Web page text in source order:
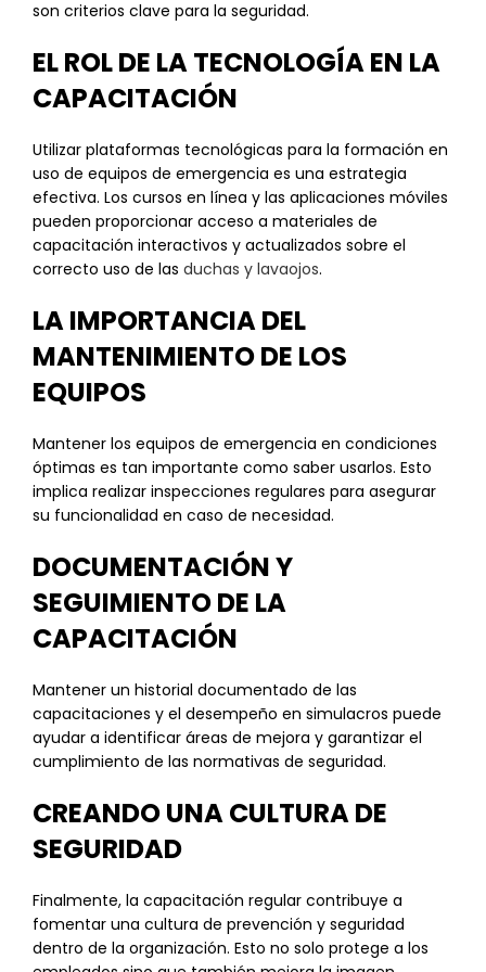
son criterios clave para la seguridad.
EL ROL DE LA TECNOLOGÍA EN LA
CAPACITACIÓN
Utilizar plataformas tecnológicas para la formación en
uso de equipos de emergencia es una estrategia
efectiva. Los cursos en línea y las aplicaciones móviles
pueden proporcionar acceso a materiales de
capacitación interactivos y actualizados sobre el
correcto uso de las duchas y lavaojos.
LA IMPORTANCIA DEL
MANTENIMIENTO DE LOS
EQUIPOS
Mantener los equipos de emergencia en condiciones
óptimas es tan importante como saber usarlos. Esto
implica realizar inspecciones regulares para asegurar
su funcionalidad en caso de necesidad.
DOCUMENTACIÓN Y
SEGUIMIENTO DE LA
CAPACITACIÓN
Mantener un historial documentado de las
capacitaciones y el desempeño en simulacros puede
ayudar a identificar áreas de mejora y garantizar el
cumplimiento de las normativas de seguridad.
CREANDO UNA CULTURA DE
SEGURIDAD
Finalmente, la capacitación regular contribuye a
fomentar una cultura de prevención y seguridad
dentro de la organización. Esto no solo protege a los